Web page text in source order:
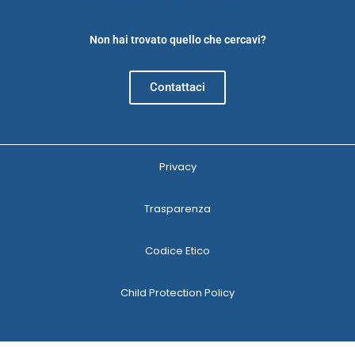
Non hai trovato quello che cercavi?
Contattaci
Privacy
Trasparenza
Codice Etico
Child Protection Policy